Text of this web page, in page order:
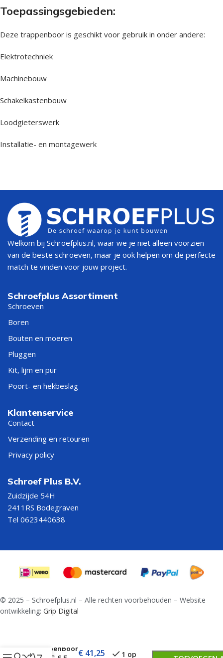
Toepassingsgebieden:
Deze trappenboor is geschikt voor gebruik in onder andere:
Elektrotechniek
Machinebouw
Schakelkastenbouw
Loodgieterswerk
Installatie- en montagewerk
Welkom bij Schroefplus.nl, waar we je niet alleen voorzien
van de beste schroeven, maar je ook helpen om de perfecte
match te vinden voor jouw project.
Schroefplus Assortiment
Schroeven
Boren
Bouten en moeren
Pluggen
Kit, lijm en pur
Poort- en hekbeslag
Klantenservice
Contact
Verzending en retouren
Privacy policy
Schroef Plus B.V.
Zuidzijde 54H
2411RS Bodegraven
Tel 0623440638
© 2025 – Schroefplus.nl – Alle rechten voorbehouden – Website
ontwikkeling: Grip Digital
Trappenboor€ 41,25
1 op